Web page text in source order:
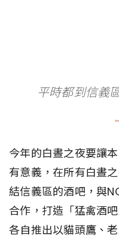
平時都到信義
今年的白晝之夜要讓
有意義，在所有白晝
結信義區的酒吧，與
合作，打造「猛禽酒
各自推出以貓頭鷹、